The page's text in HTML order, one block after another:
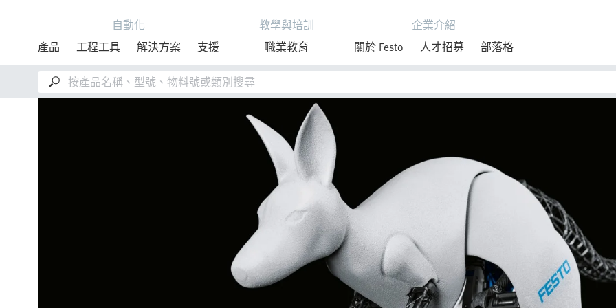
自動化
產品
工程工具 解決方案 支援
教學與培訓
職業教育
企業介紹
關於 Festo
人才招募 部落格